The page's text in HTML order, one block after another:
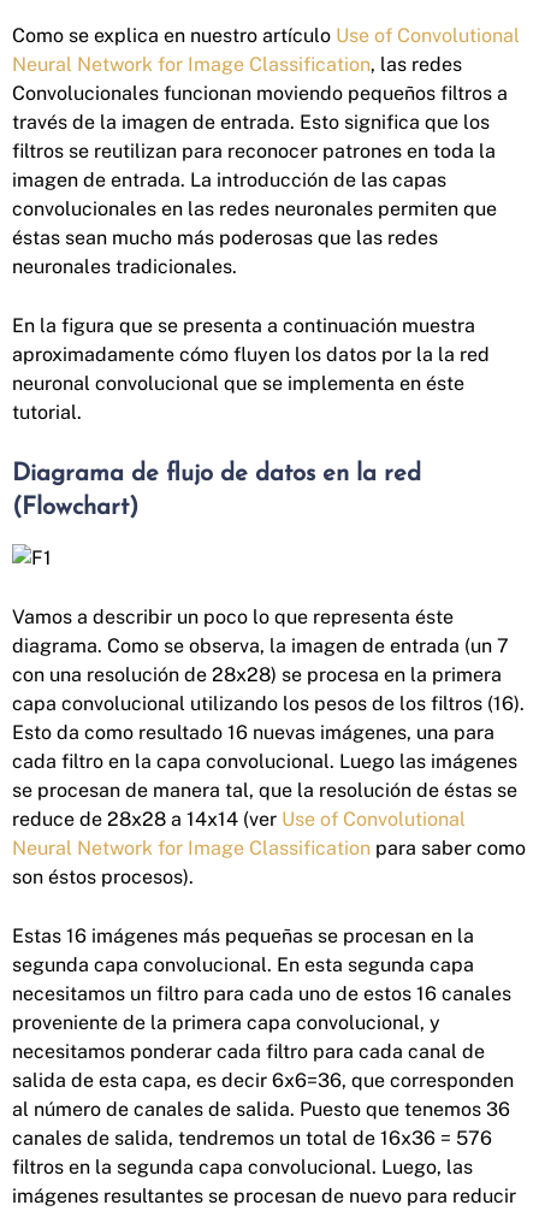
Como se explica en nuestro artículo Use of Convolutional
Neural Network for Image Classification, las redes
Convolucionales funcionan moviendo pequeños filtros a
través de la imagen de entrada. Esto significa que los
filtros se reutilizan para reconocer patrones en toda la
imagen de entrada. La introducción de las capas
convolucionales en las redes neuronales permiten que
éstas sean mucho más poderosas que las redes
neuronales tradicionales.
En la figura que se presenta a continuación muestra
aproximadamente cómo fluyen los datos por la la red
neuronal convolucional que se implementa en éste
tutorial.
Diagrama de flujo de datos en la red
(Flowchart)
Vamos a describir un poco lo que representa éste
diagrama. Como se observa, la imagen de entrada (un 7
con una resolución de 28x28) se procesa en la primera
capa convolucional utilizando los pesos de los filtros (16).
Esto da como resultado 16 nuevas imágenes, una para
cada filtro en la capa convolucional. Luego las imágenes
se procesan de manera tal, que la resolución de éstas se
reduce de 28x28 a 14x14 (ver Use of Convolutional
Neural Network for Image Classification para saber como
son éstos procesos).
Estas 16 imágenes más pequeñas se procesan en la
segunda capa convolucional. En esta segunda capa
necesitamos un filtro para cada uno de estos 16 canales
proveniente de la primera capa convolucional, y
necesitamos ponderar cada filtro para cada canal de
salida de esta capa, es decir 6x6=36, que corresponden
al número de canales de salida. Puesto que tenemos 36
canales de salida, tendremos un total de 16x36 = 576
filtros en la segunda capa convolucional. Luego, las
imágenes resultantes se procesan de nuevo para reducir